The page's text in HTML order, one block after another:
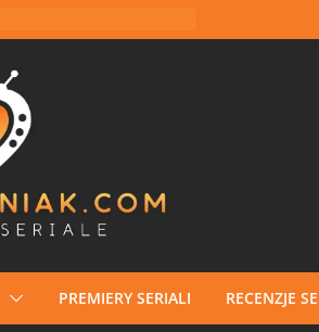
PREMIERY SERIALI RECENZJE